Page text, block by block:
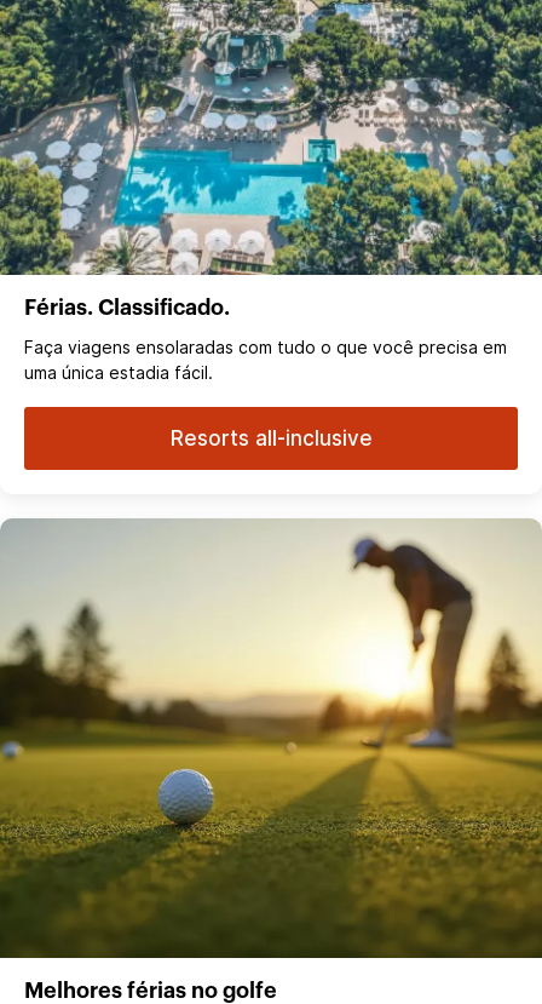
Férias. Classificado.
Faça viagens ensolaradas com tudo o que você precisa em
uma única estadia fácil.
Resorts all-inclusive
Melhores férias no golfe